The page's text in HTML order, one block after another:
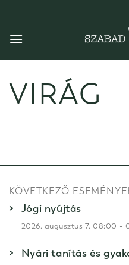
content
VIRÁG
KÖVETKEZŐ
Jógi nyújtás
2026. augusztus 7. 08:00 -
Nyári tanítás és